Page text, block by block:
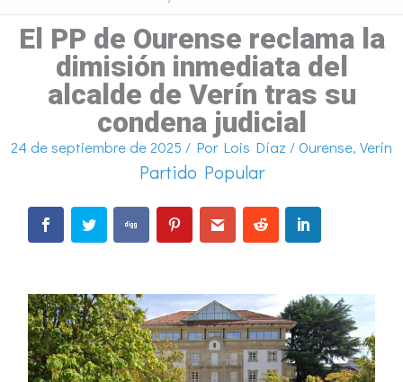
El PP de Ourense reclama la
dimisión inmediata del
alcalde de Verín tras su
condena judicial
24 de septiembre de 2025 / Por Lois Díaz /Ourense, Verín
Partido Popular